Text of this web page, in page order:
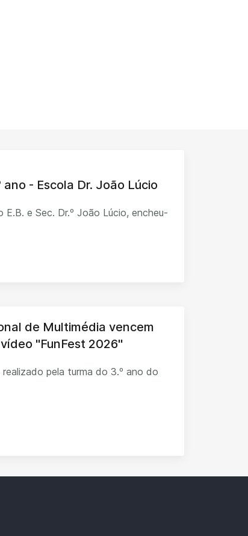
- Escola Dr. João Lúcio
e Sec. Dr.º João Lúcio, encheu-
de Multimédia vencem
"FunFest 2026"
realizado pela turma do 3.º ano do